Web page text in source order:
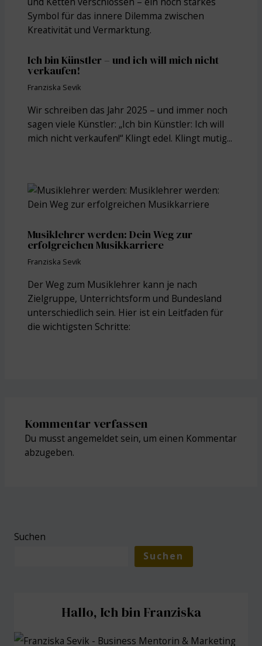
Ich bin Künstler – und ich will mich nicht
verkaufen!
Franziska Sevik
Wir schreiben das Jahr 2025 – und immer noch
sagen viele Künstler: „Ich bin Künstler: Ich will
mich nicht verkaufen!“ Klingt edel. Klingt mutig...
Musiklehrer werden: Dein Weg zur
erfolgreichen Musikkarriere
Franziska Sevik
Der Weg zum Musiklehrer kann je nach
Zielgruppe, Unterrichtsform und Bundesland
unterschiedlich sein. Hier ist ein Leitfaden für
die wichtigsten Schritte:
Kommentar verfassen
Du musst angemeldetsein, um einen Kommentar
abzugeben.
Suchen
Suchen
Hallo, Ich bin Franziska